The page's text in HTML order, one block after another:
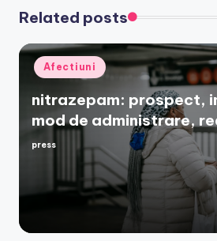
Related posts
Posted
in
Afectiuni
nitrazepam: prospect,
mod de administrare,
Posted
press